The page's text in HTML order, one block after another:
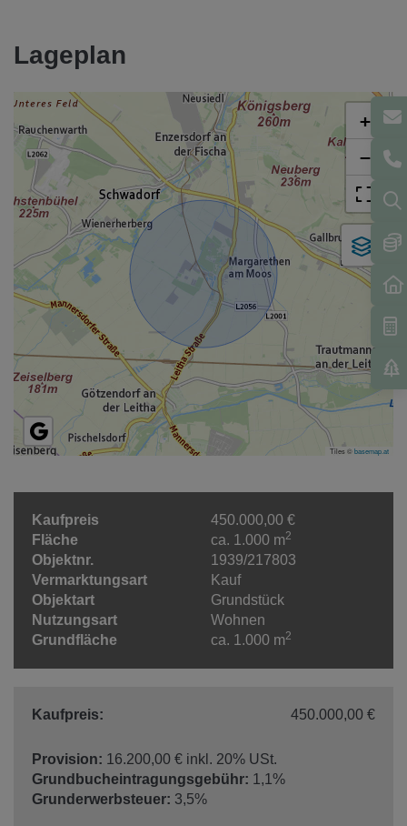
Lageplan
+
−
Tiles ©basemap.at
Kaufpreis
450.000,00 €
Fläche
ca. 1.000 m2
Objektnr.
1939/217803
Vermarktungsart
Kauf
Objektart
Grundstück
Nutzungsart
Wohnen
Grundfläche
ca. 1.000 m2
Kaufpreis: 450.000,00 €
Provision: 16.200,00 € inkl. 20% USt.
Grundbucheintragungsgebühr: 1,1%
Grunderwerbsteuer: 3,5%